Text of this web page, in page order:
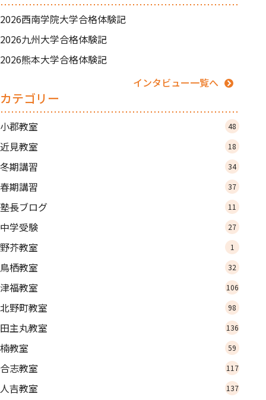
2026西南学院大学合格体験記
2026九州大学合格体験記
2026熊本大学合格体験記
インタビュー一覧へ
カテゴリー
小郡教室 48
近見教室 18
冬期講習 34
春期講習 37
塾長ブログ 11
中学受験 27
野芥教室 1
鳥栖教室 32
津福教室 106
北野町教室 98
田主丸教室 136
楠教室 59
合志教室 117
人吉教室 137